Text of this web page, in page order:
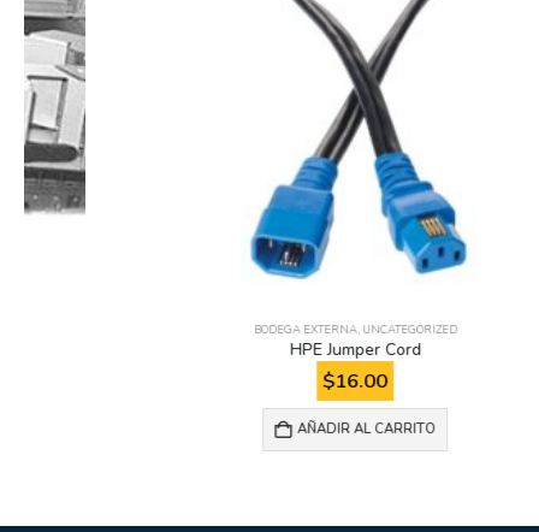
BODEGA EXTERNA,UNCATEGORIZED
HPE Jumper Cord
AÑADIR AL CARRITO